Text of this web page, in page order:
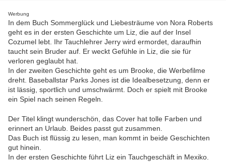
Werbung
In dem Buch Sommerglück und Liebesträume von Nora Roberts
geht es in der ersten Geschichte um Liz, die auf der Insel
Cozumel lebt. Ihr Tauchlehrer Jerry wird ermordet, daraufhin
taucht sein Bruder auf. Er weckt Gefühle in Liz, die sie für
verloren geglaubt hat.
In der zweiten Geschichte geht es um Brooke, die Werbefilme
dreht. Baseballstar Parks Jones ist die Idealbesetzung, denn er
ist lässig, sportlich und umschwärmt. Doch er spielt mit Brooke
ein Spiel nach seinen Regeln.
Der Titel klingt wunderschön, das Cover hat tolle Farben und
erinnert an Urlaub. Beides passt gut zusammen.
Das Buch ist flüssig zu lesen, man kommt in beide Geschichten
gut hinein.
In der ersten Geschichte führt Liz ein Tauchgeschäft in Mexiko.